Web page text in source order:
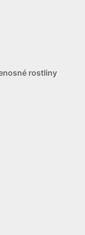
rostliny